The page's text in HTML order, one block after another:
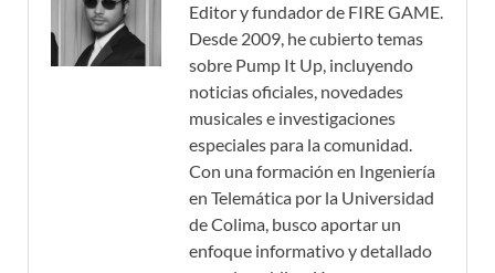
Editor y fundador de FIRE GAME.
Desde 2009, he cubierto temas
sobre Pump It Up, incluyendo
noticias oficiales, novedades
musicales e investigaciones
especiales para la comunidad.
Con una formación en Ingeniería
en Telemática por la Universidad
de Colima, busco aportar un
enfoque informativo y detallado